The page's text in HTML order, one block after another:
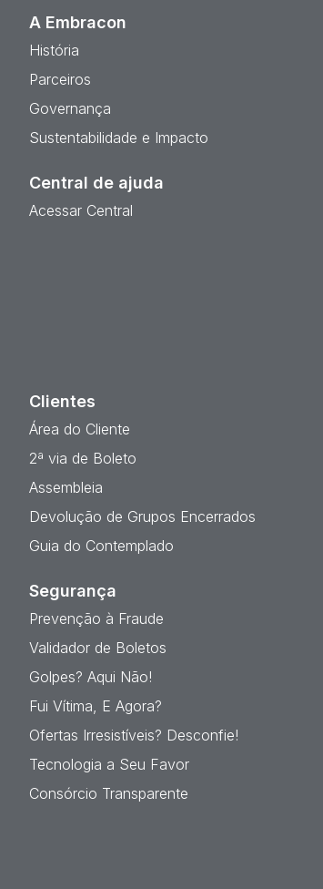
A Embracon
História
Parceiros
Governança
Sustentabilidade e Impacto
Central de ajuda
Acessar Central
Clientes
Área do Cliente
2ª via de Boleto
Assembleia
Devolução de Grupos Encerrados
Guia do Contemplado
Segurança
Prevenção à Fraude
Validador de Boletos
Golpes? Aqui Não!
Fui Vítima, E Agora?
Ofertas Irresistíveis? Desconfie!
Tecnologia a Seu Favor
Consórcio Transparente